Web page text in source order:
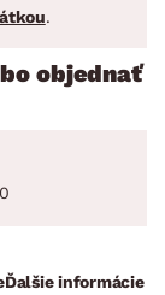
.
objednať
Ďalšie informácie